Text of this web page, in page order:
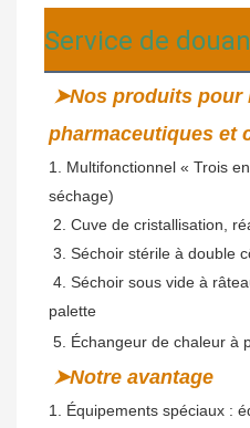
Service de
➤Nos produits pour
pharmaceutiques et
1. Multifonctionnel « Trois
séchage)
2. Cuve de cristallisation,
3. Séchoir stérile à double
palette
5. Échangeur de chaleur à
➤Notre avantage
1. Équipements spéciaux :